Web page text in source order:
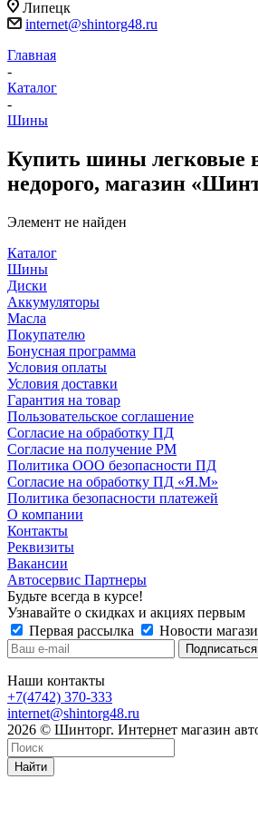
Липецк
internet@shintorg48.ru
Главная
-
Каталог
-
Шины
Купить шины легковые
недорого, магазин
Элемент не найден
Каталог
Шины
Диски
Аккумуляторы
Масла
Покупателю
Бонусная программа
Условия оплаты
Условия доставки
Гарантия на товар
Пользовательское соглашение
Согласие на обработку ПД
Согласие на получение РМ
Политика ООО безопасности ПД
Согласие на обработку ПД «Я.М»
Политика безопасности платежей
О компании
Контакты
Реквизиты
Вакансии
Автосервис Партнеры
Будьте всегда в курсе!
Узнавайте о скидках и акциях первым
Первая рассылка
Новости
Наши контакты
+7(4742) 370-333
internet@shintorg48.ru
2026 © Шинторг. Интернет магазин
Найти